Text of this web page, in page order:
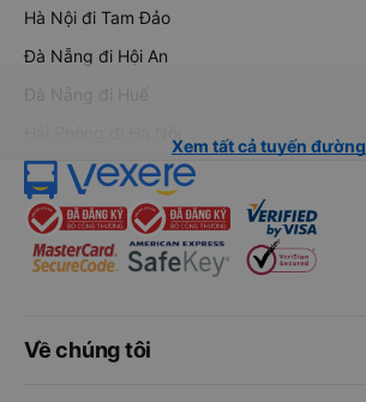
Hà Nội đi Tam Đảo
Đà Nẵng đi Hội An
Đà Nẵng đi Huế
Xem tất cả tuyến đường
Về chúng tôi